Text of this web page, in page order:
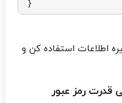
اطلاعات استفاده کن و
قدرت رمز عبور